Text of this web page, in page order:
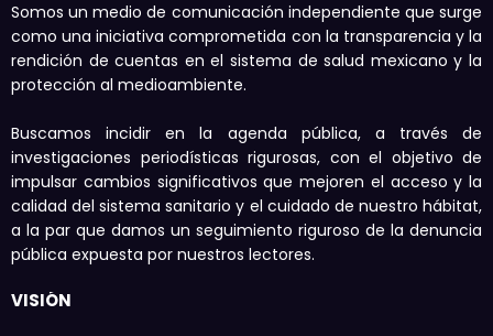
Somos un medio de comunicación independiente que surge
como una iniciativa comprometida con la transparencia y la
rendición de cuentas en el sistema de salud mexicano y la
protección al medioambiente.
Buscamos incidir en la agenda pública, a través de
investigaciones periodísticas rigurosas, con el objetivo de
impulsar cambios significativos que mejoren el acceso y la
calidad del sistema sanitario y el cuidado de nuestro hábitat,
a la par que damos un seguimiento riguroso de la denuncia
pública expuesta por nuestros lectores.
VISIÓN